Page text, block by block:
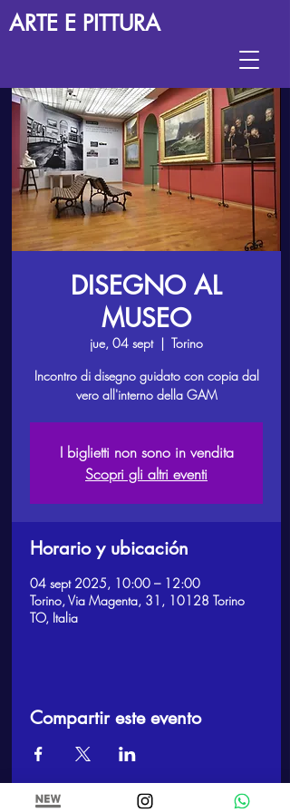
ARTE E PITTURA
DISEGNO AL
MUSEO
jue, 04 sept
  |
Torino
Incontro di disegno guidato con copia dal
vero all'interno della GAM
I biglietti non sono in vendita
Scopri gli altri eventi
Horario y ubicación
04 sept 2025, 10:00 – 12:00
Torino, Via Magenta, 31, 10128 Torino
TO, Italia
Compartir este evento